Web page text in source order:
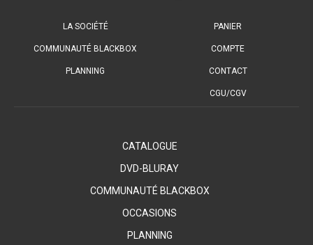
LA SOCIÉTÉ
COMMUNAUTÉ BLACKBOX
PLANNING
PANIER
COMPTE
CONTACT
CGU/CGV
CATALOGUE
DVD-BLURAY
COMMUNAUTÉ BLACKBOX
OCCASIONS
PLANNING